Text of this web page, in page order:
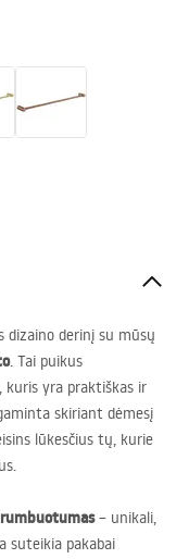
derinį su mūsų
. Tai puikus
kuris yra praktiškas ir
skiriant dėmesį
lūkesčius tų, kurie
– unikali,
suteikia pakabai